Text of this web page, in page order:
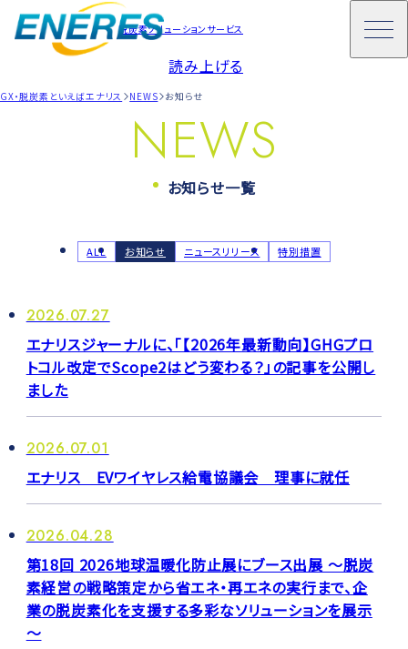
読み上げる
脱炭素ソリューションサービス
GX・脱炭素といえばエナリス NEWS お知らせ
NEWS
お知らせ一覧
ALL お知らせ ニュースリリース 特別措置
2026.07.27
エナリスジャーナルに、「【2026年最新動向】GHGプロ
トコル改定でScope2はどう変わる？」の記事を公開し
ました
2026.07.01
エナリス EVワイヤレス給電協議会 理事に就任
2026.04.28
第18回 2026地球温暖化防止展にブース出展 ～脱炭
素経営の戦略策定から省エネ・再エネの実行まで、企
業の脱炭素化を支援する多彩なソリューションを展示
～